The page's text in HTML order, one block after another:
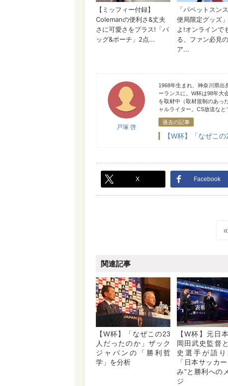
戸塚 啓
戸塚 啓
1968年生まれ、神奈川県出
ーランスに。W杯は98年大
を取材中（取材規制のあっ
ャルライター。CS放送なと
過去の記事
【W杯】「なぜこ
X Facebook
«
関連記事
【W杯】「なぜこの23
人だったのか」ザック
ジャパンの「勝利哲
学」を分析
【W杯】元日
岡田武史監督
史選手が語り
「日本サッカ
み"と勝利への
ジ